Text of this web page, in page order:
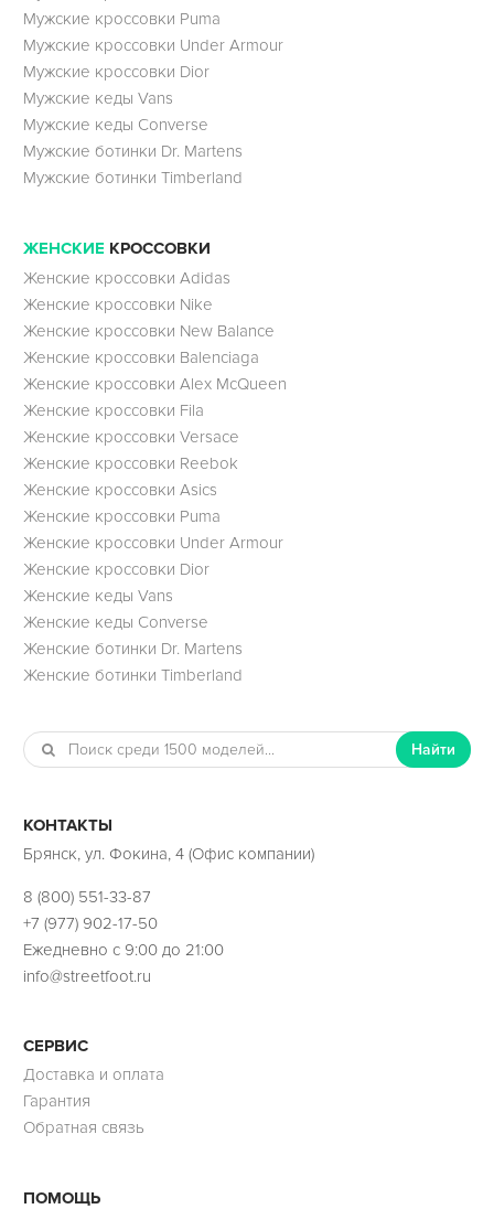
Мужские кроссовки Puma
Мужские кроссовки Under Armour
Мужские кроссовки Dior
Мужские кеды Vans
Мужские кеды Converse
Мужские ботинки Dr. Martens
Мужские ботинки Timberland
ЖЕНСКИЕ КРОССОВКИ
Женские кроссовки Adidas
Женские кроссовки Nike
Женские кроссовки New Balance
Женские кроссовки Balenciaga
Женские кроссовки Alex McQueen
Женские кроссовки Fila
Женские кроссовки Versace
Женские кроссовки Reebok
Женские кроссовки Asics
Женские кроссовки Puma
Женские кроссовки Under Armour
Женские кроссовки Dior
Женские кеды Vans
Женские кеды Converse
Женские ботинки Dr. Martens
Женские ботинки Timberland
Найти
КОНТАКТЫ
Брянск, ул. Фокина, 4 (Офис компании)
8 (800) 551-33-87
+7 (977) 902-17-50
Ежедневно с 9:00 до 21:00
info@streetfoot.ru
СЕРВИС
Доставка и оплата
Гарантия
Обратная связь
ПОМОЩЬ